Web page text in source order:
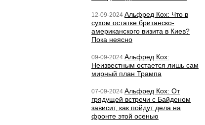
12-09-2024 Альфред Кох: Что в
сухом остатке британско-
американского визита в Киев?
Пока неясно
09-09-2024 Альфред Кох:
Неизвестным остается лишь сам
мирный план Трампа
07-09-2024 Альфред Кох: От
грядущей встречи с Байденом
зависит, как пойдут дела на
фронте этой осенью